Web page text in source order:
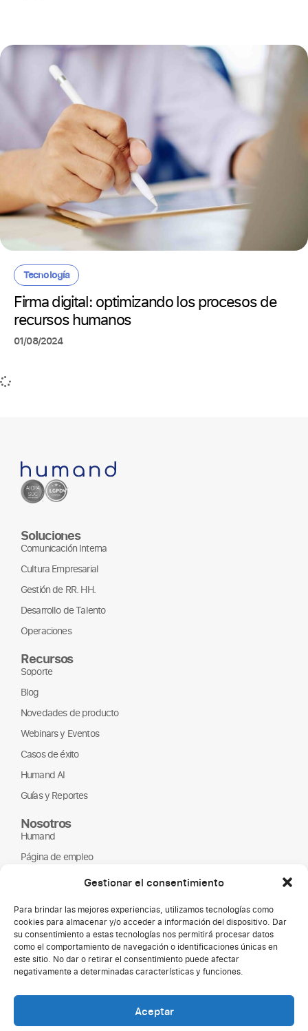
Gestionar el consentimiento
Para brindar las mejores experiencias, utilizamos tecnologías como
cookies para almacenar y/o acceder a información del dispositivo. Dar
su consentimiento a estas tecnologías nos permitirá procesar datos
como el comportamiento de navegación o identificaciones únicas en
este sitio. No dar o retirar el consentimiento puede afectar
negativamente a determinadas características y funciones.
Aceptar
Tecnología
Firma digital: optimizando los procesos de
recursos humanos
01/08/2024
Soluciones
Comunicación Interna
Cultura Empresarial
Gestión de RR. HH.
Desarrollo de Talento
Operaciones
Recursos
Soporte
Blog
Novedades de producto
Webinars y Eventos
Casos de éxito
Humand AI
Guías y Reportes
Nosotros
Humand
Página de empleo
Copyright © 2026 Humand.